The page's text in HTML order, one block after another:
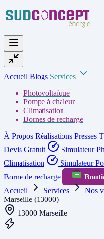
Accueil Blogs Services
Photovoltaïque
Pompe à chaleur
Climatisation
Bornes de recharge
À Propos Réalisations Presses
Devis Gratuit
Simulateur
Climatisation
Simulateur
Borne de recharge
Accueil
Services Nos
Marseille (13000)
13000 Marseille